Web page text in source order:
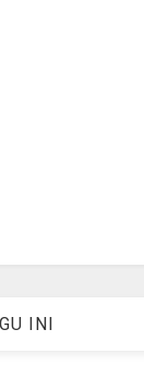
INI